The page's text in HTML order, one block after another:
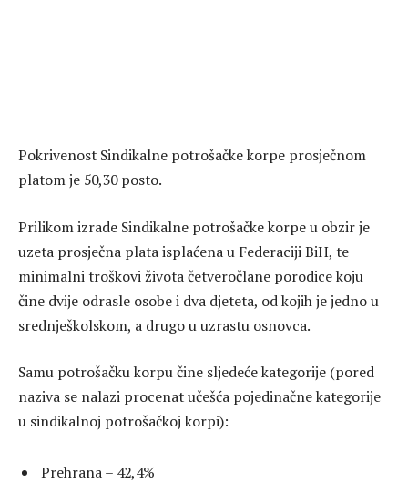
Pokrivenost Sindikalne potrošačke korpe prosječnom
platom je 50,30 posto.
Prilikom izrade Sindikalne potrošačke korpe u obzir je
uzeta prosječna plata isplaćena u Federaciji BiH, te
minimalni troškovi života četveročlane porodice koju
čine dvije odrasle osobe i dva djeteta, od kojih je jedno u
srednješkolskom, a drugo u uzrastu osnovca.
Samu potrošačku korpu čine sljedeće kategorije (pored
naziva se nalazi procenat učešća pojedinačne kategorije
u sindikalnoj potrošačkoj korpi):
Prehrana – 42,4%